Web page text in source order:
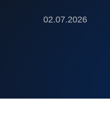
02.07.2026